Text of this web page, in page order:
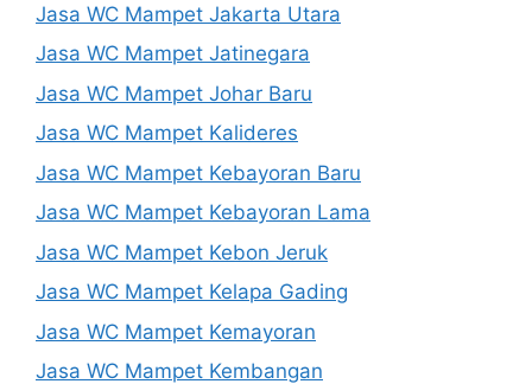
Jasa WC Mampet Jakarta Utara
Jasa WC Mampet Jatinegara
Jasa WC Mampet Johar Baru
Jasa WC Mampet Kalideres
Jasa WC Mampet Kebayoran Baru
Jasa WC Mampet Kebayoran Lama
Jasa WC Mampet Kebon Jeruk
Jasa WC Mampet Kelapa Gading
Jasa WC Mampet Kemayoran
Jasa WC Mampet Kembangan